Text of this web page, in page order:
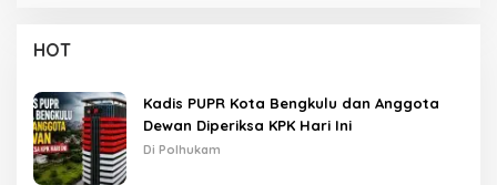
HOT
Kadis PUPR Kota Bengkulu dan Anggota
Dewan Diperiksa KPK Hari Ini
Di Polhukam